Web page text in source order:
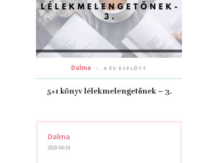
Dalma 6 ÉV EZELŐTT
5+1 könyv lélekmelengetőnek – 3.
Dalma
2018-04-14